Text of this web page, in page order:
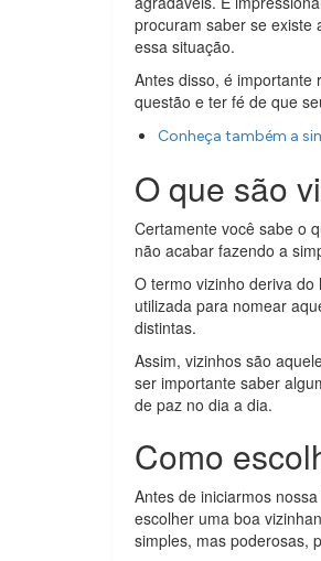
procuram saber se existe
essa situação.
Antes disso, é importante
questão e ter fé de que
Conheça também a
O que são
Certamente você sabe o
não acabar fazendo a
O termo vizinho deriva do
utilizada para nomear
distintas.
Assim, vizinhos são
ser importante saber
de paz no dia a dia.
Como
Antes de iniciarmos
escolher uma boa
simples, mas poderosas,